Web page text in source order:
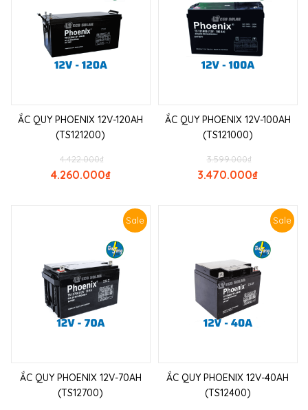
ẮC QUY PHOENIX 12V-120AH
(TS121200)
₫
4.422.000
₫
4.260.000
ẮC QUY PHOENIX 12V-100AH
(TS121000)
₫
3.599.000
₫
3.470.000
Sale
ẮC QUY PHOENIX 12V-70AH
(TS12700)
Sale
ẮC QUY PHOENIX 12V-40AH
(TS12400)